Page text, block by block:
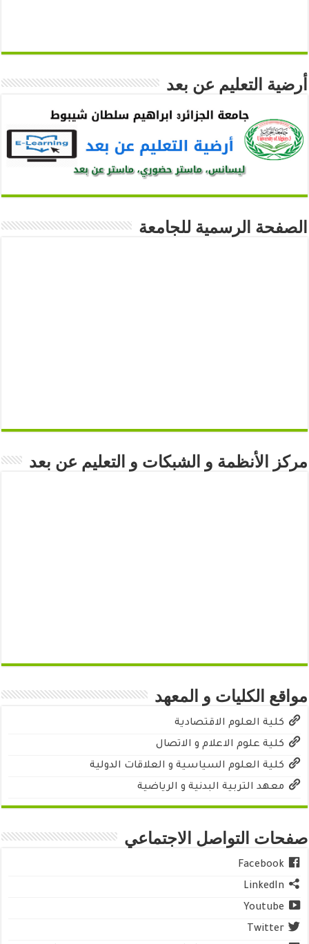
أرضية التعليم عن بعد
الصفحة الرسمية للجامعة
مركز الأنظمة و الشبكات و التعليم عن بعد
مواقع الكليات و المعهد
كلية العلوم الاقتصادية
كلية علوم الاعلام و الاتصال
كلية العلوم السياسية و العلاقات الدولية
معهد التربية البدنية و الرياضية
صفحات التواصل الاجتماعي
Facebook
LinkedIn
Youtube
Twitter